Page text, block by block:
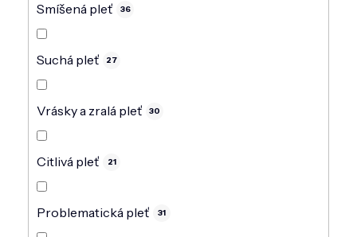
Smíšená pleť 36
Suchá pleť 27
Vrásky a zralá pleť 30
Citlivá pleť 21
Problematická pleť 31